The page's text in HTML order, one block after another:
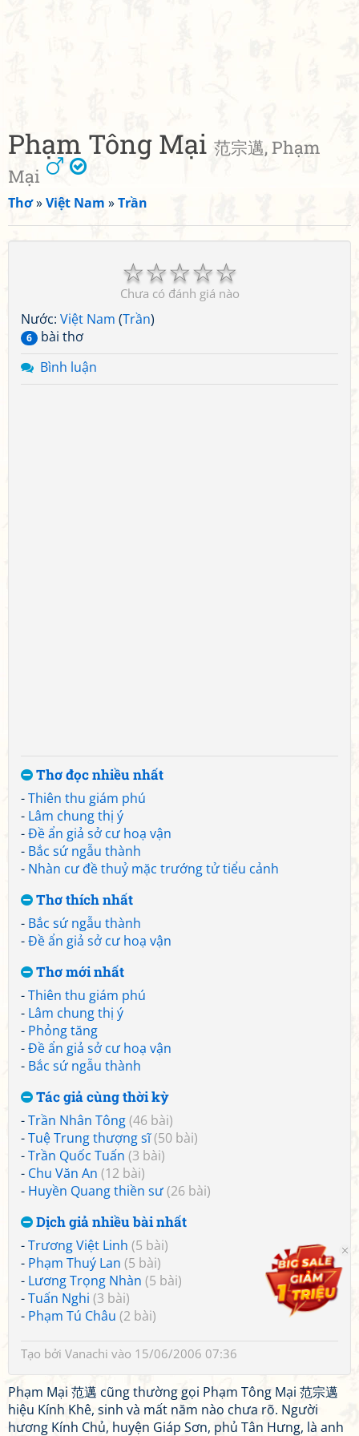
Phạm Tông Mại 范宗邁, Phạm
Mại
Thơ»Việt Nam »Trần
☆
☆
☆
☆
☆
Chưa có đánh giá nào
Nước: Việt Nam (Trần)
6
bài thơ
Bình luận
Thơ đọc nhiều nhất
-Thiên thu giám phú
- Lâm chung thị ý
-Đề ẩn giả sở cư hoạ vận
- Bắc sứ ngẫu thành
- Nhàn cư đề thuỷ mặc trướng tử tiểu cảnh
Thơ thích nhất
- Bắc sứ ngẫu thành
-Đề ẩn giả sở cư hoạ vận
Thơ mới nhất
-Thiên thu giám phú
- Lâm chung thị ý
- Phỏng tăng
-Đề ẩn giả sở cư hoạ vận
- Bắc sứ ngẫu thành
Tác giả cùng thời kỳ
-Trần Nhân Tông(46 bài)
-Tuệ Trung thượng sĩ(50 bài)
-Trần Quốc Tuấn (3 bài)
- Chu Văn An (12 bài)
- Huyền Quang thiền sư(26 bài)
Dịch giả nhiều bài nhất
-Trương Việt Linh (5 bài)
- Phạm Thuý Lan (5 bài)
- Lương Trọng Nhàn (5 bài)
-Tuấn Nghi (3 bài)
- Phạm Tú Châu (2 bài)
Tạo bởi Vanachi vào 15/06/2006 07:36
Phạm Mại 范邁 cũng thường gọi Phạm Tông Mại 范宗邁
hiệu Kính Khê, sinh và mất năm nào chưa rõ. Người
hương Kính Chủ, huyện Giáp Sơn, phủ Tân Hưng, là anh